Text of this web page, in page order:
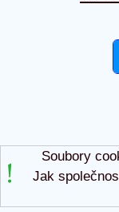
Soubory
Jak